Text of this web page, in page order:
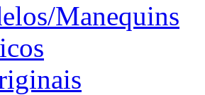
Manequins